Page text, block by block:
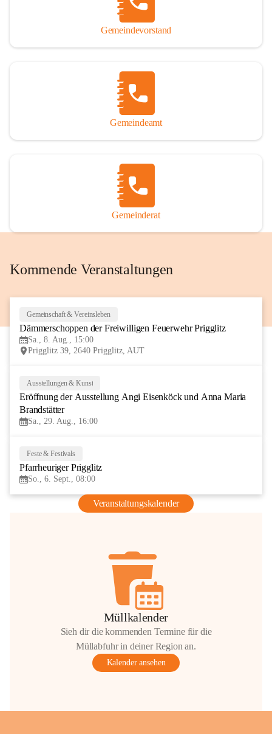
Gemeindevorstand
Gemeindeamt
Gemeinderat
Kommende Veranstaltungen
Gemeinschaft & Vereinsleben
Dämmerschoppen der Freiwilligen Feuerwehr Prigglitz
Sa., 8. Aug., 15:00
Prigglitz 39, 2640 Prigglitz, AUT
AUG
Ausstellungen & Kunst
Eröffnung der Ausstellung Angi Eisenköck und Anna Maria
Brandstätter
Sa., 29. Aug., 16:00
Feste & Festivals
Pfarrheuriger Prigglitz
So., 6. Sept., 08:00
Veranstaltungskalender
Müllkalender
Sieh dir die kommenden Termine für die
Müllabfuhr in deiner Region an.
Kalender ansehen